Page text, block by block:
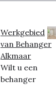
Werkgebied
van Behanger
Alkmaar
Wilt u een
behanger